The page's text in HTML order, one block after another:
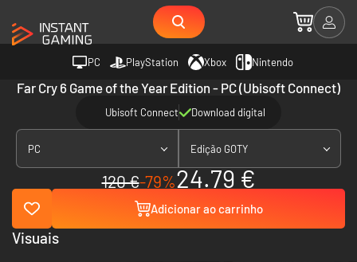
PC PlayStation Xbox Nintendo
Far Cry 6 Game of the Year Edition - PC (Ubisoft Connect)
Ubisoft Connect Download digital
PC Edição GOTY
120 €-79%24.79 €
Adicionar ao carrinho
Visuais